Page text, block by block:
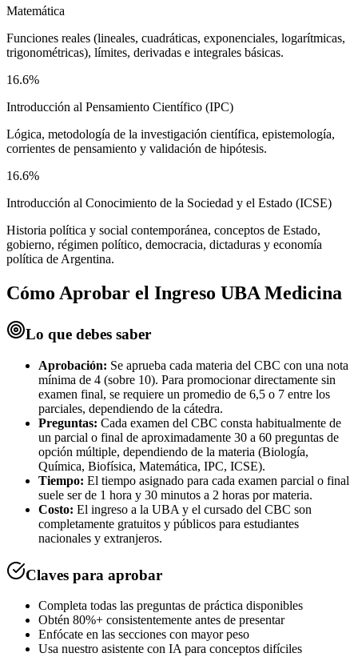
Matemática
Funciones reales (lineales, cuadráticas, exponenciales, logarítmicas,
trigonométricas), límites, derivadas e integrales básicas.
16.6%
Introducción al Pensamiento Científico (IPC)
Lógica, metodología de la investigación científica, epistemología,
corrientes de pensamiento y validación de hipótesis.
16.6%
Introducción al Conocimiento de la Sociedad y el Estado (ICSE)
Historia política y social contemporánea, conceptos de Estado,
gobierno, régimen político, democracia, dictaduras y economía
política de Argentina.
Cómo Aprobar el Ingreso UBA Medicina
Lo que debes saber
Aprobación: Se aprueba cada materia del CBC con una nota
mínima de 4 (sobre 10). Para promocionar directamente sin
examen final, se requiere un promedio de 6,5 o 7 entre los
parciales, dependiendo de la cátedra.
Preguntas: Cada examen del CBC consta habitualmente de
un parcial o final de aproximadamente 30 a 60 preguntas de
opción múltiple, dependiendo de la materia (Biología,
Química, Biofísica, Matemática, IPC, ICSE).
Tiempo: El tiempo asignado para cada examen parcial o final
suele ser de 1 hora y 30 minutos a 2 horas por materia.
Costo: El ingreso a la UBA y el cursado del CBC son
completamente gratuitos y públicos para estudiantes
nacionales y extranjeros.
Claves para aprobar
Completa todas las preguntas de práctica disponibles
Obtén 80%+ consistentemente antes de presentar
Enfócate en las secciones con mayor peso
Usa nuestro asistente con IA para conceptos difíciles